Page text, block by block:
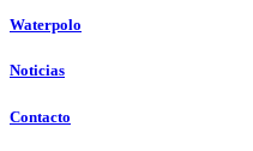
Waterpolo
Noticias
Contacto